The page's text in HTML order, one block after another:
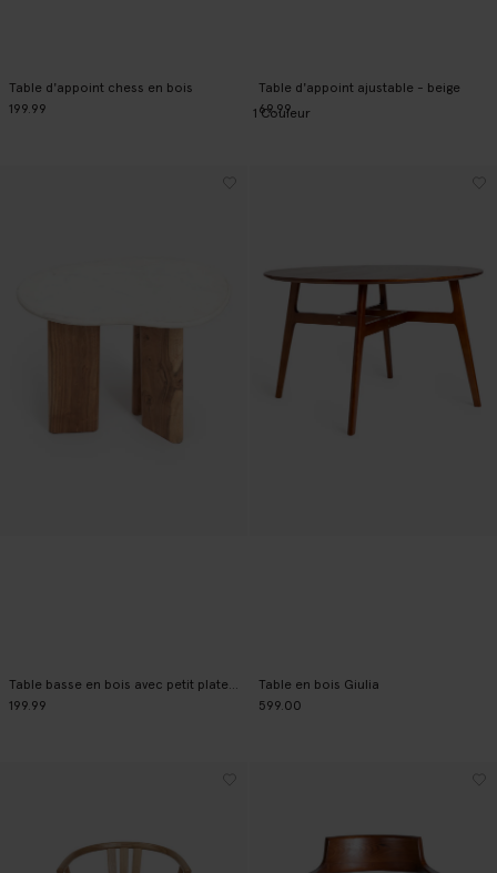
Table d'appoint chess en bois
199.99
Table d'appoint ajustable - beige
69.99
1 Couleur
Table basse en bois avec petit plateau en marbre
199.99
Table en bois Giulia
599.00